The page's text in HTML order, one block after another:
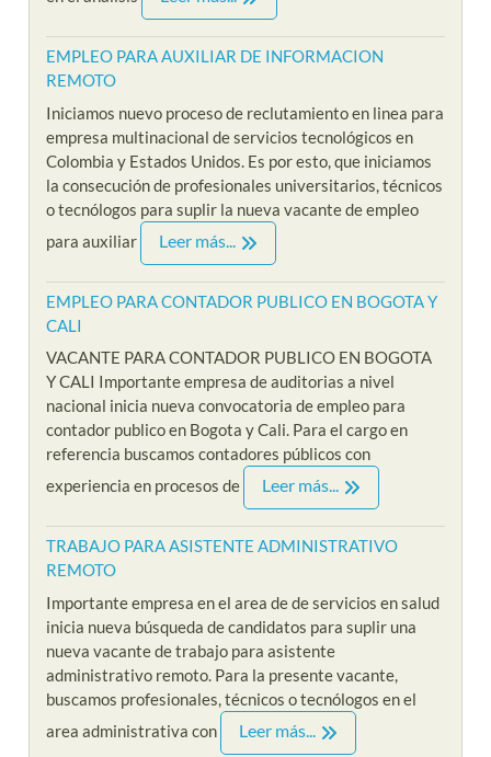
EMPLEO PARA AUXILIAR DE INFORMACION
REMOTO
Iniciamos nuevo proceso de reclutamiento en linea para
empresa multinacional de servicios tecnológicos en
Colombia y Estados Unidos. Es por esto, que iniciamos
la consecución de profesionales universitarios, técnicos
o tecnólogos para suplir la nueva vacante de empleo
para auxiliar
Leer más...
EMPLEO PARA CONTADOR PUBLICO EN BOGOTA Y
CALI
VACANTE PARA CONTADOR PUBLICO EN BOGOTA
Y CALI Importante empresa de auditorias a nivel
nacional inicia nueva convocatoria de empleo para
contador publico en Bogota y Cali. Para el cargo en
referencia buscamos contadores públicos con
experiencia en procesos de
Leer más...
TRABAJO PARA ASISTENTE ADMINISTRATIVO
REMOTO
Importante empresa en el area de de servicios en salud
inicia nueva búsqueda de candidatos para suplir una
nueva vacante de trabajo para asistente
administrativo remoto. Para la presente vacante,
buscamos profesionales, técnicos o tecnólogos en el
area administrativa con
Leer más...